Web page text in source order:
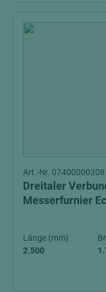
Art.-Nr. 07400000208
Dreitaler
Messerfurnier
Länge (mm)
2.500